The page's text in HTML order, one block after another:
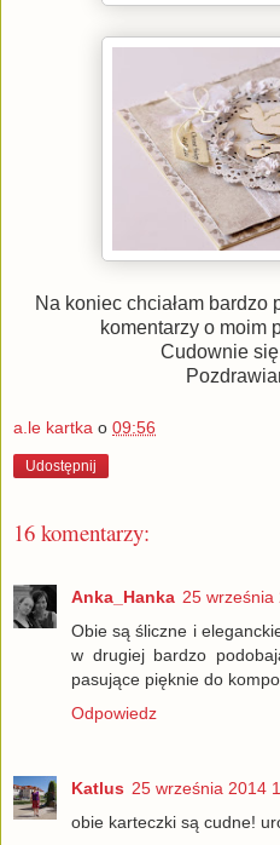
Na koniec chciałam bardzo
komentarzy o moim
Cudownie się
a.le kartka o 09:56
Udostępnij
16 komentarzy:
Anka_Hanka 25 września
Obie są śliczne i
w drugiej bardzo
pasujące pięknie do
Odpowiedz
Katlus 25 września 2014
obie karteczki są cudne!